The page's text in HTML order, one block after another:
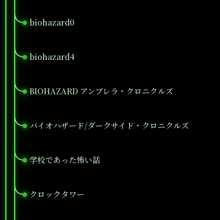
biohazard0
●
biohazard4
●
BIOHAZARD アンブレラ・クロニクルズ
●
バイオハザード/ダークサイド・クロニクルズ
●
学校であった怖い話
●
クロックタワー
●